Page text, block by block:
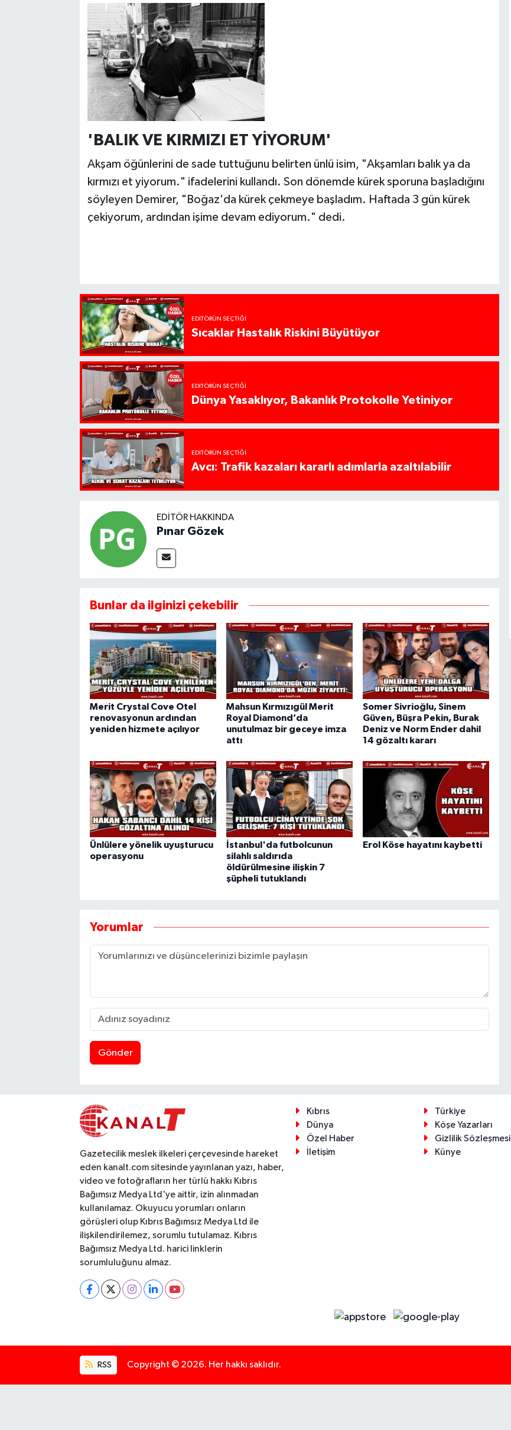
'BALIK VE KIRMIZI ET YİYORUM'
Akşam öğünlerini de sade tuttuğunu belirten ünlü isim, "Akşamları balık ya da
kırmızı et yiyorum." ifadelerini kullandı. Son dönemde kürek sporuna başladığını
söyleyen Demirer, "Boğaz'da kürek çekmeye başladım. Haftada 3 gün kürek
çekiyorum, ardından işime devam ediyorum." dedi.
EDITÖRÜN SEÇTIĞI
Sıcaklar Hastalık Riskini Büyütüyor
EDITÖRÜN SEÇTIĞI
Dünya Yasaklıyor, Bakanlık Protokolle Yetiniyor
EDITÖRÜN SEÇTIĞI
Avcı: Trafik kazaları kararlı adımlarla azaltılabilir
EDITÖR HAKKINDA
Pınar Gözek
Bunlar da ilginizi çekebilir
Merit Crystal Cove Otel
renovasyonun ardından
yeniden hizmete açılıyor
Mahsun Kırmızıgül Merit
Royal Diamond’da
unutulmaz bir geceye imza
attı
Somer Sivrioğlu, Sinem
Güven, Büşra Pekin, Burak
Deniz ve Norm Ender dahil
14 gözaltı kararı
Ünlülere yönelik uyuşturucu
operasyonu
İstanbul'da futbolcunun
silahlı saldırıda
öldürülmesine ilişkin 7
şüpheli tutuklandı
Erol Köse hayatını kaybetti
Yorumlar
Gönder
Gazetecilik meslek ilkeleri çerçevesinde hareket
eden kanalt.com sitesinde yayınlanan yazı, haber,
video ve fotoğrafların her türlü hakkı Kıbrıs
Bağımsız Medya Ltd'ye aittir, izin alınmadan
kullanılamaz. Okuyucu yorumları onların
görüşleri olup Kıbrıs Bağımsız Medya Ltd ile
ilişkilendirilemez, sorumlu tutulamaz. Kıbrıs
Bağımsız Medya Ltd. harici linklerin
sorumluluğunu almaz.
Kıbrıs
Türkiye
Dünya
Köşe Yazarları
Özel Haber
Gizlilik Sözleşmesi
İletişim
Künye
RSS Copyright © 2026. Her hakkı saklıdır.